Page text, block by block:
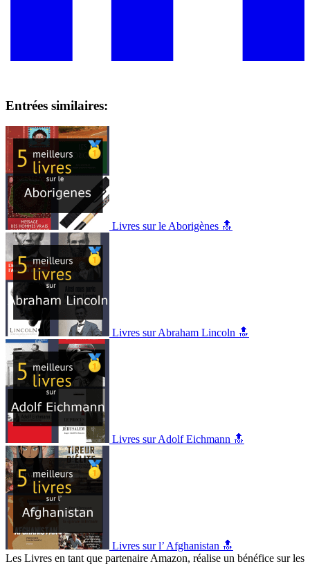
Entrées similaires:
Livres sur le Aborigènes 🔝
Livres sur Abraham Lincoln 🔝
Livres sur Adolf Eichmann 🔝
Livres sur l’ Afghanistan 🔝
Les Livres en tant que partenaire Amazon, réalise un bénéfice sur les